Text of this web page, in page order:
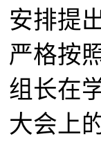
安排提
严格按
组长在
大会上